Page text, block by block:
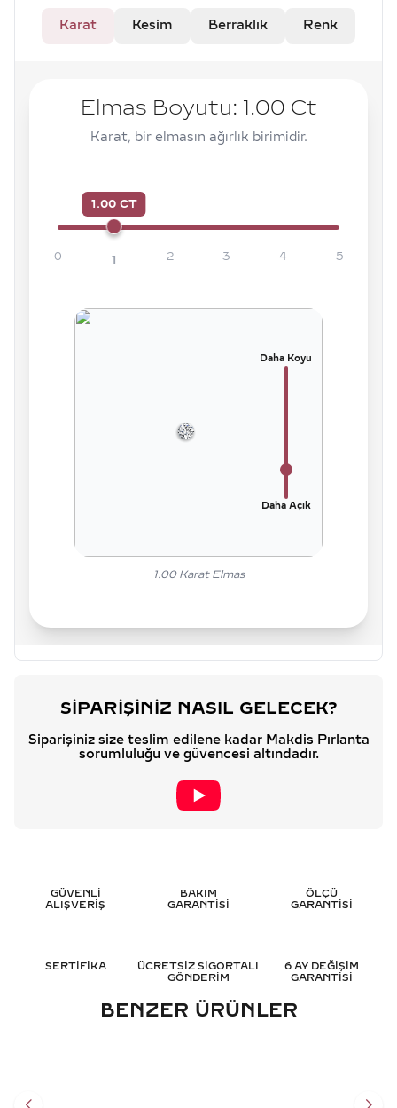
Karat Kesim Berraklık Renk
Elmas Boyutu: 1.00 Ct
Karat, bir elmasın ağırlık birimidir.
1.00 CT
0 1 2 3 4 5
Daha Koyu
Daha Açık
1.00Karat Elmas
SIPARIŞINIZ NASIL GELECEK?
Siparişiniz size teslim edilene kadar Makdis Pırlanta
sorumluluğu ve güvencesi altındadır.
GÜVENLİ
ALIŞVERİŞ
BAKIM
GARANTİSİ
ÖLÇÜ
GARANTİSİ
SERTİFİKA
ÜCRETSİZ SİGORTALI
GÖNDERİM
6 AY DEĞİŞİM
GARANTİSİ
BENZER ÜRÜNLER